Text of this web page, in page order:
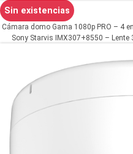
Sin existencias
Cámara domo Gama 1080p PRO – 4
Sony Starvis IMX307+8550 – Lente